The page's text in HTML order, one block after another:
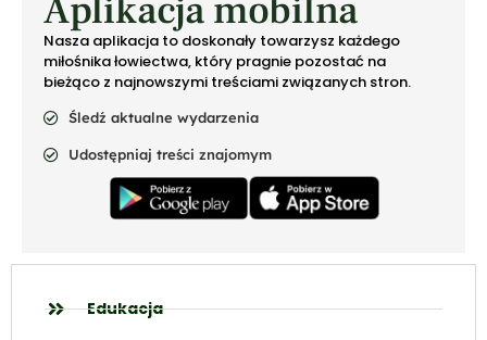
Aplikacja mobilna
Nasza aplikacja to doskonały towarzysz każdego
miłośnika łowiectwa, który pragnie pozostać na
bieżąco z najnowszymi treściami związanych stron.
Śledź aktualne wydarzenia
Udostępniaj treści znajomym
Edukacja